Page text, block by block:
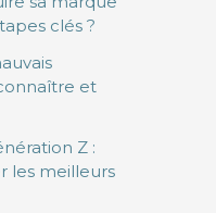
clés ?
et
Z :
les meilleurs